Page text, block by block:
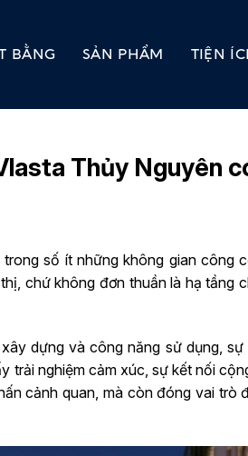
BẰNG SẢN PHẨM TIỆN
Thủy Nguyên
số ít những không gian công
chứ không đơn thuần là hạ tầng
dựng và công năng sử dụng,
trải nghiệm cảm xúc, sự kết nối
cảnh quan, mà còn đóng vai trò